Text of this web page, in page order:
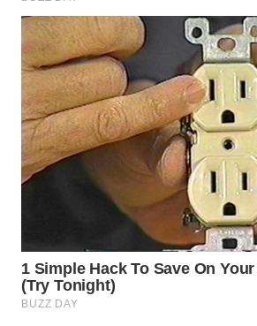
WN
KUNINGAN
WN
MAJALENGKA
WN
SUKABUMI
WN